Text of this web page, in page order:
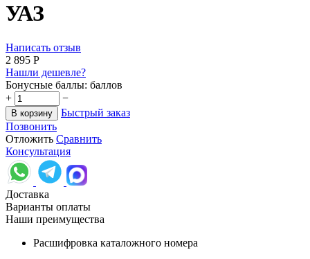
УАЗ
Написать отзыв
2 895 Р
Нашли дешевле?
Бонусные баллы: баллов
+
−
В корзину
Быстрый заказ
Позвонить
Отложить Сравнить
Консультация
Доставка
Варианты оплаты
Наши преимущества
Расшифровка каталожного номера